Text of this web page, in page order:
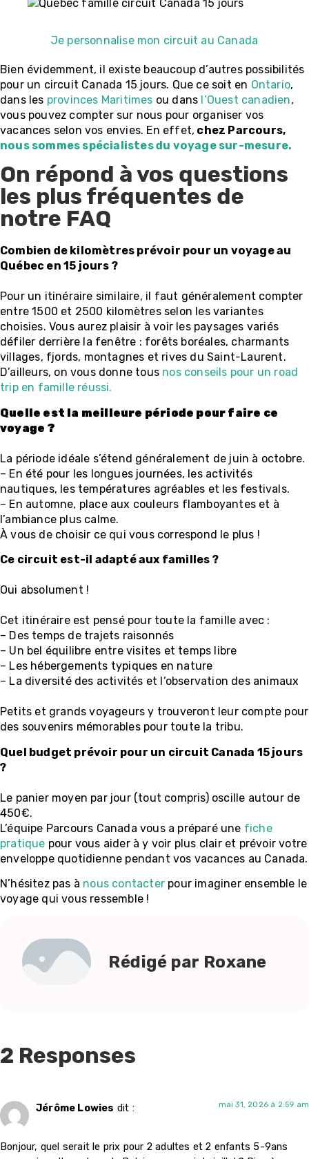
Je personnalise mon circuit au Canada
Bien évidemment, il existe beaucoup d’autres possibilités
pour un circuit Canada 15 jours. Que ce soit en Ontario,
dans les provinces Maritimes ou dans l’Ouest canadien,
vous pouvez compter sur nous pour organiser vos
vacances selon vos envies. En effet, chez Parcours,
nous sommes spécialistes du voyage sur-mesure.
On répond à vos questions
les plus fréquentes de
notre FAQ
Combien de kilomètres prévoir pour un voyage au
Québec en 15 jours ?
Pour un itinéraire similaire, il faut généralement compter
entre 1500 et 2500 kilomètres selon les variantes
choisies. Vous aurez plaisir à voir les paysages variés
défiler derrière la fenêtre : forêts boréales, charmants
villages, fjords, montagnes et rives du Saint-Laurent.
D’ailleurs, on vous donne tous nos conseils pour un road
trip en famille réussi.
Quelle est la meilleure période pour faire ce
voyage ?
La période idéale s’étend généralement de juin à octobre.
– En été pour les longues journées, les activités
nautiques, les températures agréables et les festivals.
– En automne, place aux couleurs flamboyantes et à
l’ambiance plus calme.
À vous de choisir ce qui vous correspond le plus !
Ce circuit est-il adapté aux familles ?
Oui absolument !
Cet itinéraire est pensé pour toute la famille avec :
– Des temps de trajets raisonnés
– Un bel équilibre entre visites et temps libre
– Les hébergements typiques en nature
– La diversité des activités et l’observation des animaux
Petits et grands voyageurs y trouveront leur compte pour
des souvenirs mémorables pour toute la tribu.
Quel budget prévoir pour un circuit Canada 15 jours
?
Le panier moyen par jour (tout compris) oscille autour de
450€.
L’équipe Parcours Canada vous a préparé une fiche
pratique pour vous aider à y voir plus clair et prévoir votre
enveloppe quotidienne pendant vos vacances au Canada.
N’hésitez pas à nous contacter pour imaginer ensemble le
voyage qui vous ressemble !
Rédigé par Roxane
2 Responses
Jérôme Lowies dit : mai 31, 2026 à 2:59 am
Bonjour, quel serait le prix pour 2 adultes et 2 enfants 5-9ans